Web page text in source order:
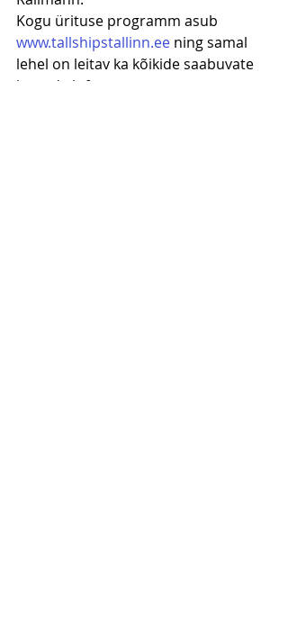
Kogu ürituse programm asub
www.tallshipstallinn.ee ning samal
lehel on leitav ka kõikide saabuvate
laevade info.